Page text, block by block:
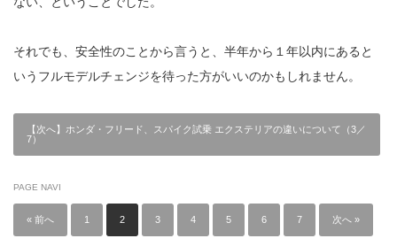
それでも、安全性のことから言うと、半年から１年以内にあると
いうフルモデルチェンジを待った方がいいのかもしれません。
【次へ】ホンダ・フリード、スパイク試乗 エクステリアの違いについて（3／
7）
PAGE NAVI
« 前へ 1 2 3 4 5 6 7 次へ »